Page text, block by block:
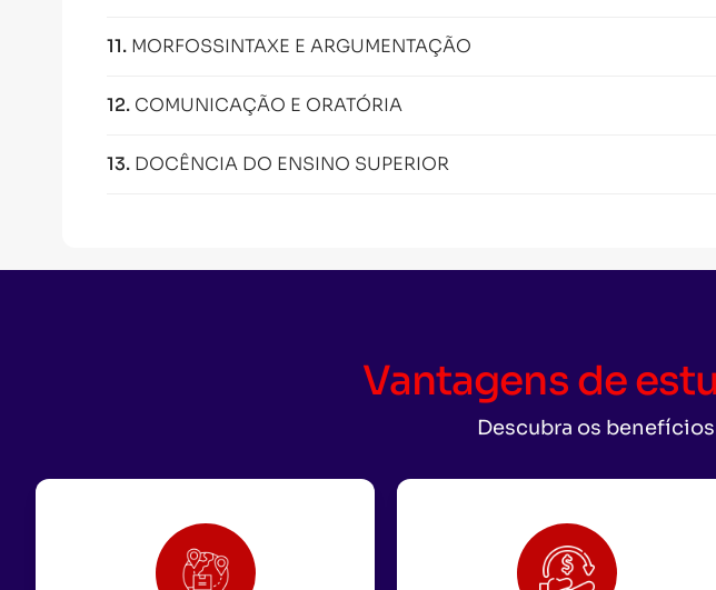
11. MORFOSSINTAXE E ARGUMENTAÇÃO
12. COMUNICAÇÃO E ORATÓRIA
13. DOCÊNCIA DO ENSINO SUPERIOR
Vantagens de
Descubra os